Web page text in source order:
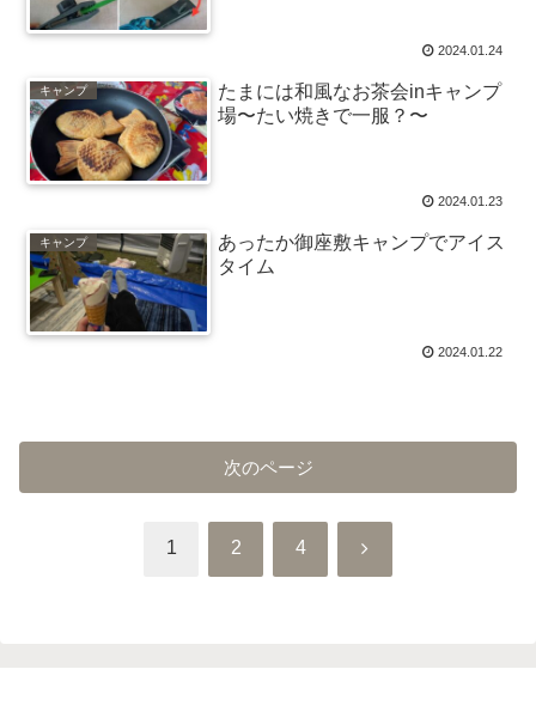
2024.01.24
キャンプ
たまには和風なお茶会inキャンプ
場〜たい焼きで一服？〜
2024.01.23
キャンプ
あったか御座敷キャンプでアイス
タイム
2024.01.22
次のページ
1 2 4 次